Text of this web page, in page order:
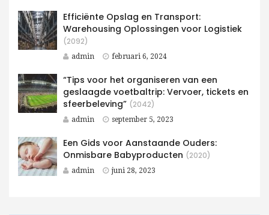
Efficiënte Opslag en Transport:
Warehousing Oplossingen voor Logistiek
(2092)
admin februari 6, 2024
“Tips voor het organiseren van een
geslaagde voetbaltrip: Vervoer, tickets en
sfeerbeleving” (2042)
admin september 5, 2023
Een Gids voor Aanstaande Ouders:
Onmisbare Babyproducten (2020)
admin juni 28, 2023